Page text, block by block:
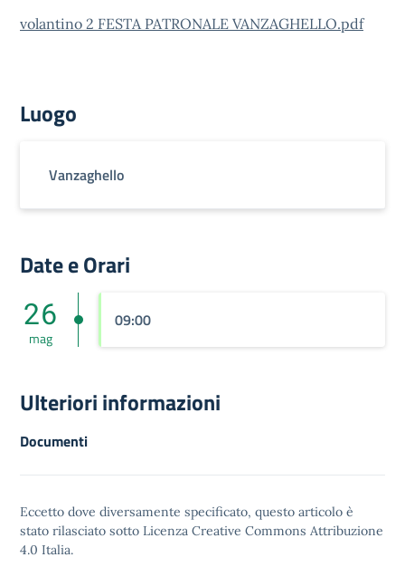
volantino 2 FESTA PATRONALE VANZAGHELLO.pdf
Luogo
Vanzaghello
Date e Orari
26
mag
09:00
Ulteriori informazioni
Documenti
Eccetto dove diversamente specificato, questo articolo è
stato rilasciato sotto Licenza Creative Commons Attribuzione
4.0 Italia.